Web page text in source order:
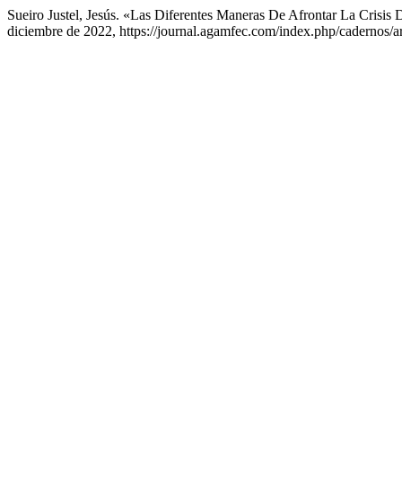
Sueiro Justel, Jesús. «Las Diferentes Maneras De Afrontar La
diciembre de 2022, https://journal.agamfec.com/index.php/cadernos/